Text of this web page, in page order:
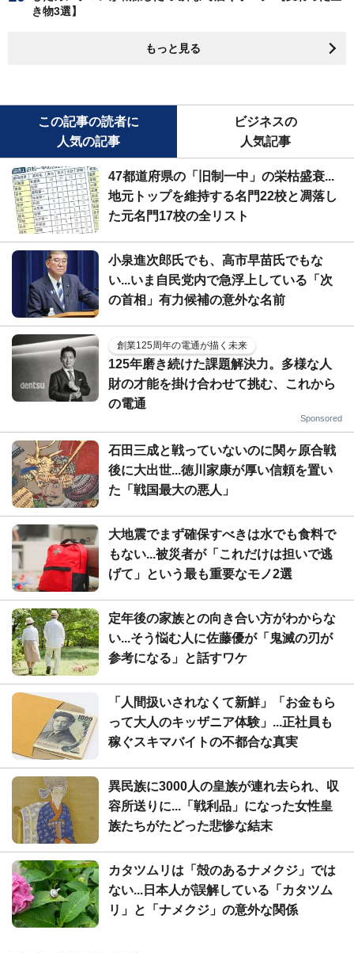
き物3選】
もっと見る
この記事の読者に
人気の記事
ビジネスの
人気記事
47都道府県の「旧制一中」の栄枯盛衰...
地元トップを維持する名門22校と凋落し
た元名門17校の全リスト
小泉進次郎氏でも、高市早苗氏でもな
い...いま自民党内で急浮上している「次
の首相」有力候補の意外な名前
創業125周年の電通が描く未来
125年磨き続けた課題解決力。多様な人
財の才能を掛け合わせて挑む、これから
の電通
Sponsored
石田三成と戦っていないのに関ヶ原合戦
後に大出世...徳川家康が厚い信頼を置い
た「戦国最大の悪人」
大地震でまず確保すべきは水でも食料で
もない...被災者が「これだけは担いで逃
げて」という最も重要なモノ2選
定年後の家族との向き合い方がわからな
い...そう悩む人に佐藤優が「鬼滅の刃が
参考になる」と話すワケ
「人間扱いされなくて新鮮」「お金もら
って大人のキッザニア体験」...正社員も
稼ぐスキマバイトの不都合な真実
異民族に3000人の皇族が連れ去られ、収
容所送りに...「戦利品」になった女性皇
族たちがたどった悲惨な結末
カタツムリは「殻のあるナメクジ」では
ない...日本人が誤解している「カタツム
リ」と「ナメクジ」の意外な関係